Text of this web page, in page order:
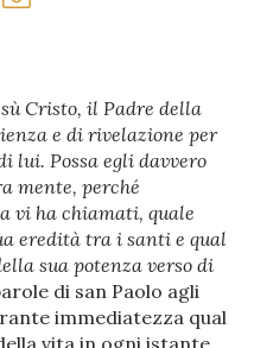
Cristo, il Padre della
e di rivelazione per
lui. Possa egli davvero
mente, perché
vi ha chiamati, quale
eredità tra i santi e qual
sua potenza verso di
di san Paolo agli
immediatezza qual
vita in ogni istante